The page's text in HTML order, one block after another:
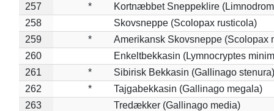
257
*
Kortnæbbet Sneppeklire
258
Skovsneppe (Scolopax rusticola)
259
*
Amerikansk Skovsneppe (Scolopax
260
Enkeltbekkasin (Lymnocryptes
261
*
Sibirisk Bekkasin (Gallinago stenura)
262
*
Tajgabekkasin (Gallinago megala)
263
Tredækker (Gallinago media)